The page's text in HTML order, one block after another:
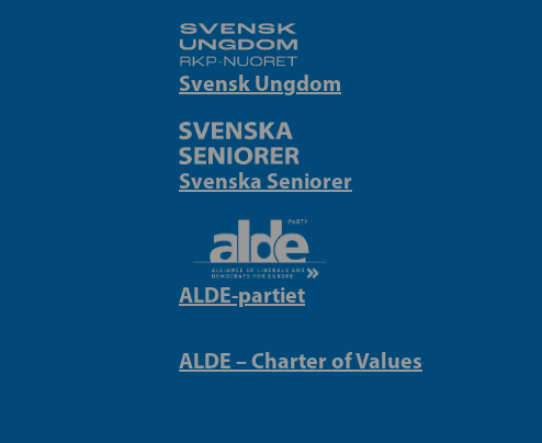
Svensk Ungdom
Svenska Seniorer
ALDE-partiet
ALDE – Charter of Values